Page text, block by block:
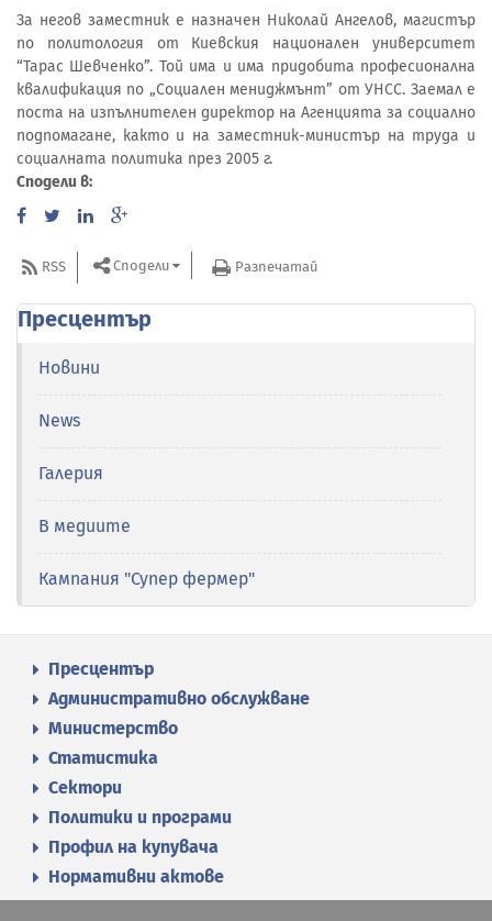
За негов заместник е назначен Николай Ангелов, магистър
по политология от Киевския национален университет
“Тарас Шевченко”. Той има и има придобита професионална
квалификация по „Социален мениджмънт” от УНСС. Заемал е
поста на изпълнителен директор на Агенцията за социално
подпомагане, както и на заместник-министър на труда и
социалната политика през 2005 г.
Сподели в:
RSS Сподели Разпечатай
Пресцентър
Новини
News
Галерия
В медиите
Кампания "Супер фермер"
Пресцентър
Административно обслужване
Министерство
Статистика
Сектори
Политики и програми
Профил на купувача
Нормативни актове